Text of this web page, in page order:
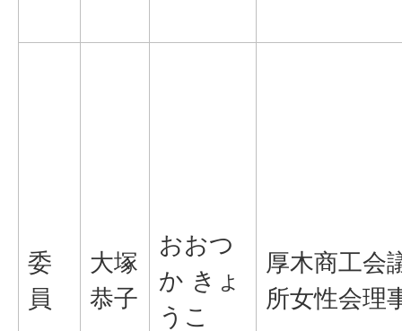
委
員
大塚
恭子
おおつ
か きょ
うこ
厚木商工会
所女性会理